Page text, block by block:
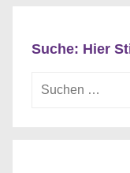
Suche: Hier
Suchen